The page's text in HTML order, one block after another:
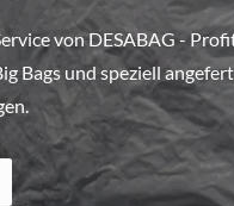
von DESABAG -
Bags und speziell